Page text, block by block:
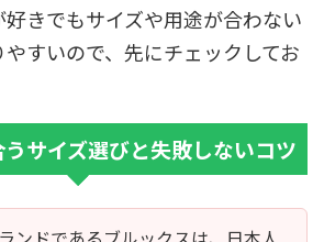
きでもサイズや用途が合わない
すいので、先にチェックしてお
サイズ選びと失敗しないコツ